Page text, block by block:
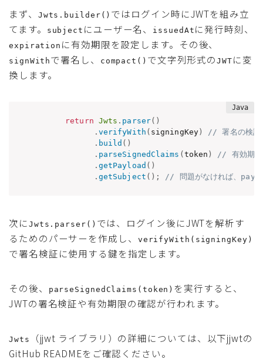
まず、 Jwts.builder() ではログイン時にJWTを組み立
てます。
subject にユーザー名、 issuedAt に発行時刻、
expiration に有効期限を設定します。その後、
signWith で署名し、 compact() で文字列形式のJWT に変
換します。
return Jwts . parser( )
. verifyWith ( signingKey)
// 署名の検証
. build ( )
. parseSignedClaims ( token )
// 有効期限
. getPayload ( )
. getSubject ( ) ; // 問題がなければ、
次に Jwts.parser() では、ログイン後にJWTを解析す
るためのパーサーを作成し、
verifyWith(signingKey)
で署名検証に使用する鍵を指定します。
その後、 parseSignedClaims(token) を実行すると、
JWTの署名検証や有効期限の確認が行われます。
Jwts
（jjwt ライブラリ）の詳細については、以下jjwtの
GitHub READMEをご確認ください。